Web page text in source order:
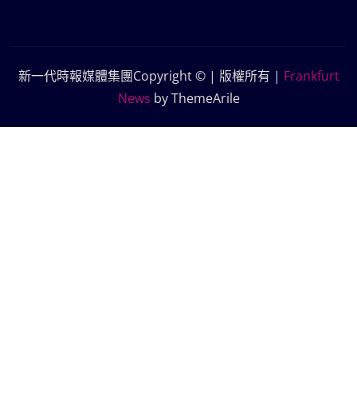
新一代時報媒體集團Copyright © | 版權所有 | Frankfurt
News by ThemeArile